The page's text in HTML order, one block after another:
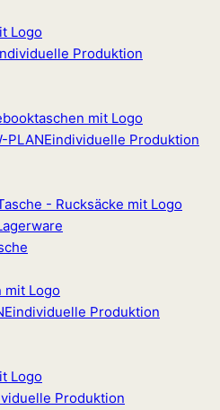
Produktion
PLANEindividuelle Produktion
individuelle Produktion
Produktion